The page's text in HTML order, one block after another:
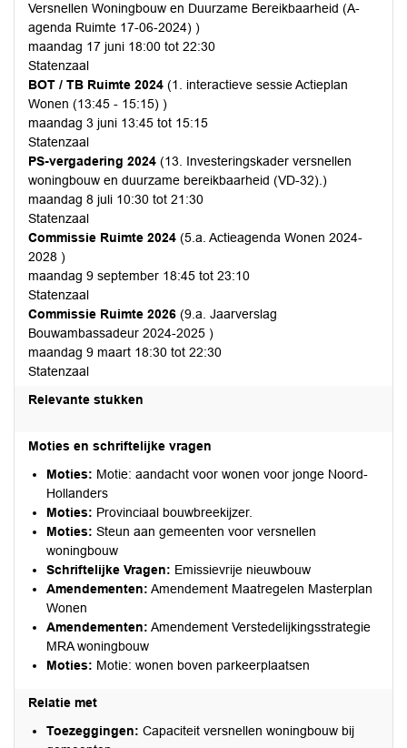
Versnellen Woningbouw en Duurzame Bereikbaarheid (A-
agenda Ruimte 17-06-2024) )
maandag 17 juni 18:00 tot 22:30
Statenzaal
BOT / TB Ruimte 2024 (1. interactieve sessie Actieplan
Wonen (13:45 - 15:15) )
maandag 3 juni 13:45 tot 15:15
Statenzaal
PS-vergadering 2024 (13. Investeringskader versnellen
woningbouw en duurzame bereikbaarheid (VD-32).)
maandag 8 juli 10:30 tot 21:30
Statenzaal
Commissie Ruimte 2024 (5.a. Actieagenda Wonen 2024-
2028 )
maandag 9 september 18:45 tot 23:10
Statenzaal
Commissie Ruimte 2026 (9.a. Jaarverslag
Bouwambassadeur 2024-2025 )
maandag 9 maart 18:30 tot 22:30
Statenzaal
Relevante stukken
Moties en schriftelijke vragen
Moties: Motie: aandacht voor wonen voor jonge Noord-
Hollanders
Moties: Provinciaal bouwbreekijzer.
Moties: Steun aan gemeenten voor versnellen
woningbouw
Schriftelijke Vragen: Emissievrije nieuwbouw
Amendementen: Amendement Maatregelen Masterplan
Wonen
Amendementen: Amendement Verstedelijkingsstrategie
MRA woningbouw
Moties: Motie: wonen boven parkeerplaatsen
Relatie met
Toezeggingen: Capaciteit versnellen woningbouw bij